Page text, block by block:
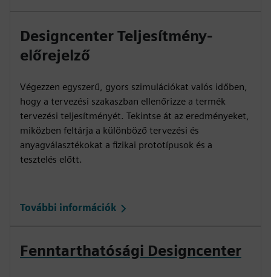
Designcenter Teljesítmény-
előrejelző
Végezzen egyszerű, gyors szimulációkat valós időben,
hogy a tervezési szakaszban ellenőrizze a termék
tervezési teljesítményét. Tekintse át az eredményeket,
miközben feltárja a különböző tervezési és
anyagválasztékokat a fizikai prototípusok és a
tesztelés előtt.
További információk
Fenntarthatósági Designcenter